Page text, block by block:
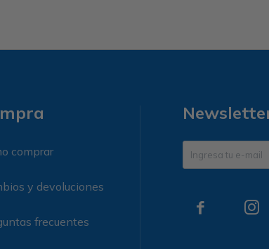
comprar
y devoluciones
frecuentes
 